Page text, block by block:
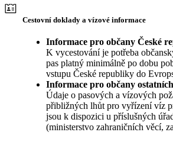
Cestovní doklady a vízové informace
Informace pro občany České
K vycestování je potřeba
pas platný minimálně po dobu
vstupu České republiky do
Informace pro občany
Údaje o pasových a vízových
přibližných lhůt pro vyřízení víz
jsou k dispozici u příslušných
(ministerstvo zahraničních věcí,